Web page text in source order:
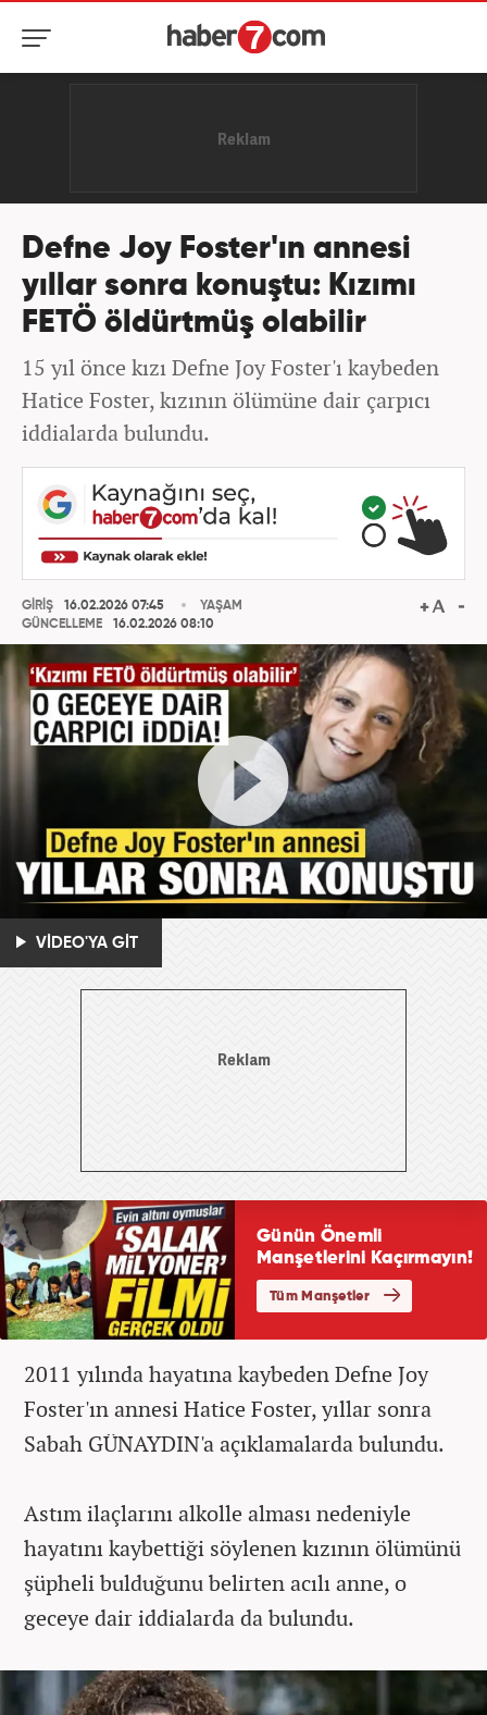
Defne Joy Foster'ın annesi
yıllar sonra konuştu: Kızımı
FETÖ öldürtmüş olabilir
15 yıl önce kızı Defne Joy Foster'ı kaybeden
Hatice Foster, kızının ölümüne dair çarpıcı
iddialarda bulundu.
GİRİŞ
16.02.2026 07:45
GÜNCELLEME
16.02.2026 08:10
YAŞAM
VİDEO'YA GİT
2011 yılında hayatına kaybeden Defne Joy
Foster'ın annesi Hatice Foster, yıllar sonra
Sabah GÜNAYDIN'a açıklamalarda bulundu.
Astım ilaçlarını alkolle alması nedeniyle
hayatını kaybettiği söylenen kızının ölümünü
şüpheli bulduğunu belirten acılı anne, o
geceye dair iddialarda da bulundu.